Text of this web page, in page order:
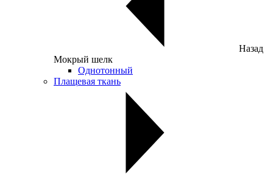
Назад
Мокрый шелк
Однотонный
Плащевая ткань